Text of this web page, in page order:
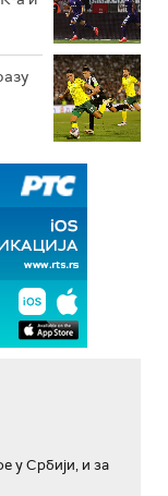
у Србији, и за